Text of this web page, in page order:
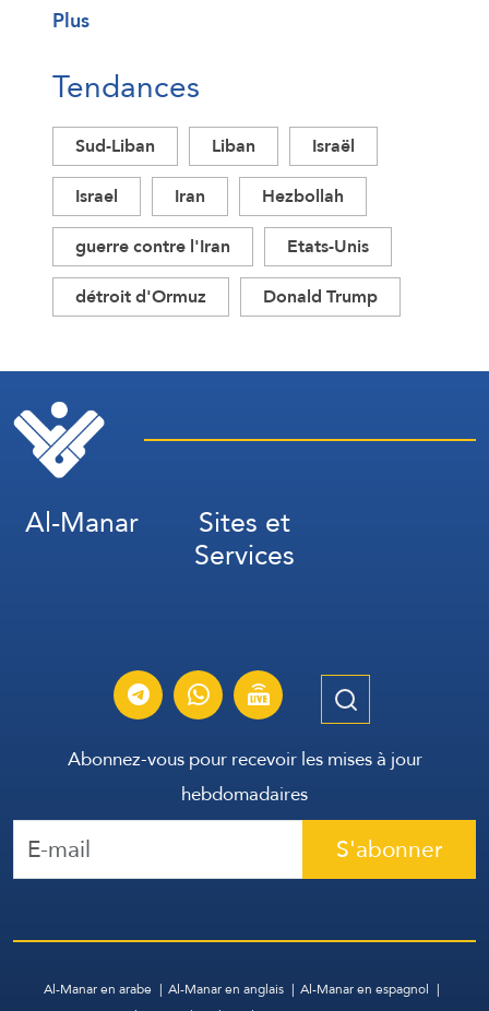
Plus
Tendances
Sud-Liban Liban
Israël
Israel
Iran
Hezbollah
guerre contre l'Iran
Etats-Unis
détroit d'Ormuz
Donald Trump
Al-Manar Sites et
Services
Abonnez-vous pour recevoir les mises à jour
hebdomadaires
S'abonner
Al-Manar en arabe Al-Manar en anglais
Al-Manar en espagnol